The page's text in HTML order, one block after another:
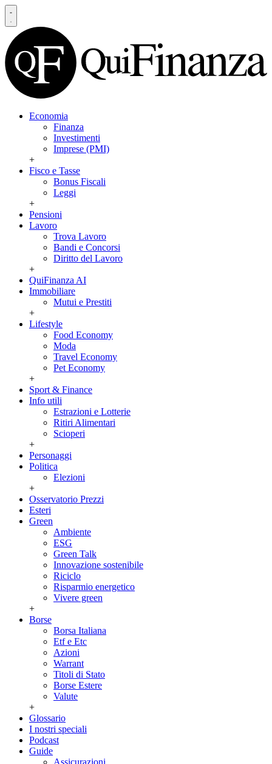
Economia
Finanza
Investimenti
Imprese (PMI)
+
Fisco e Tasse
Bonus Fiscali
Leggi
+
Pensioni
Lavoro
Trova Lavoro
Bandi e Concorsi
Diritto del Lavoro
+
QuiFinanza AI
Immobiliare
Mutui e Prestiti
+
Lifestyle
Food Economy
Moda
Travel Economy
Pet Economy
+
Sport & Finance
Info utili
Estrazioni e Lotterie
Ritiri Alimentari
Scioperi
+
Personaggi
Politica
Elezioni
+
Osservatorio Prezzi
Esteri
Green
Ambiente
ESG
Green Talk
Innovazione sostenibile
Riciclo
Risparmio energetico
Vivere green
+
Borse
Borsa Italiana
Etf e Etc
Azioni
Warrant
Titoli di Stato
Borse Estere
Valute
+
Glossario
I nostri speciali
Podcast
Guide
Assicurazioni